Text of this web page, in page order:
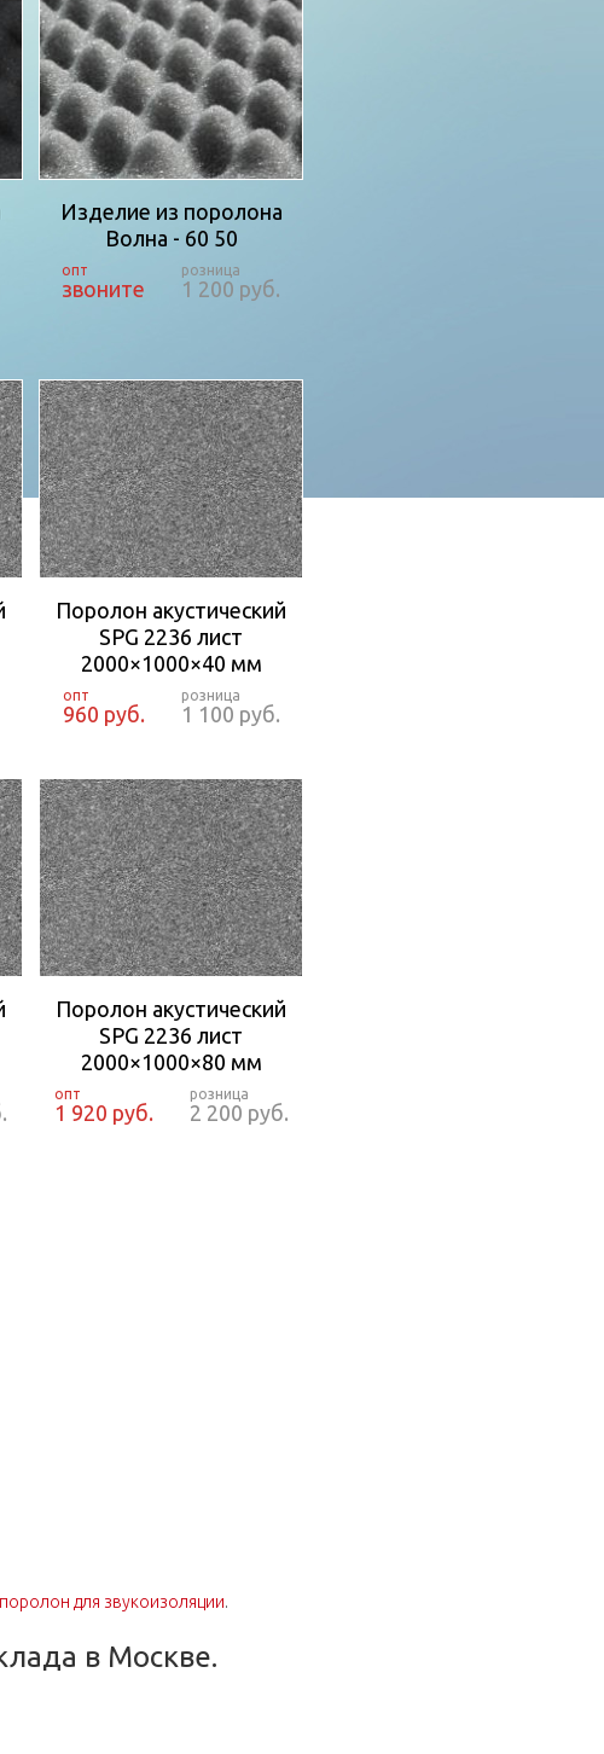
Изделие из поролона
Волна - 60 50
звоните 1 200 руб.
Поролон акустический
SPG 2236 лист
2000×1000×40 мм
960 руб. 1 100 руб.
Поролон акустический
SPG 2236 лист
2000×1000×80 мм
1 920 руб. 2 200 руб.
поролон для звукоизоляции.
в Москве.